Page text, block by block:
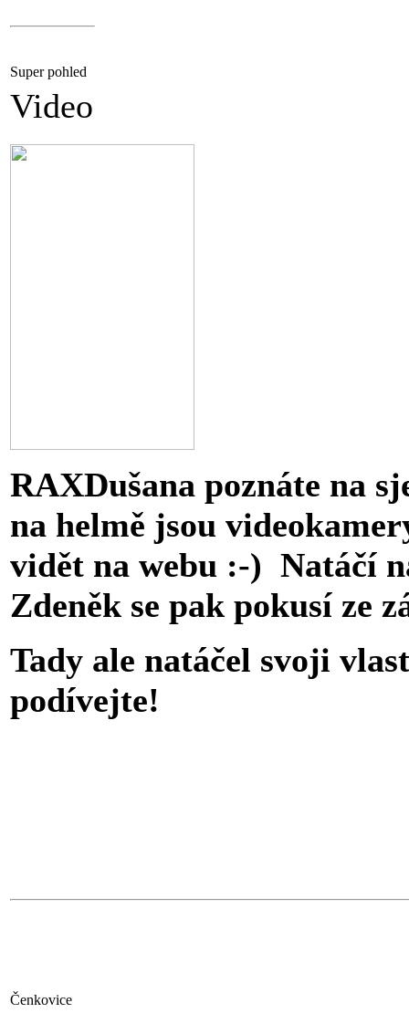
Super pohled
Video
RAXDušana poznáte na
na helmě jsou
vidět na webu :-) Natáčí
Zdeněk se pak pokusí ze
Tady ale natáčel svoji
podívejte!
Čenkovice